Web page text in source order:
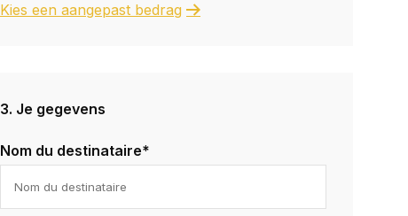
Kies een aangepast bedrag
3. Je gegevens
Nom du destinataire*